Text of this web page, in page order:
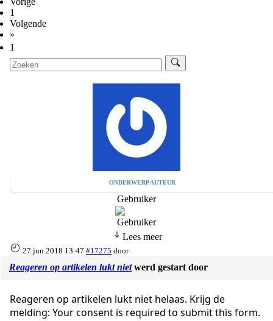
1
Volgende
»
1
ONDERWERP AUTEUR
Gebruiker
Lees meer
27 jun 2018 13:47 #17275 door
Reageren op artikelen lukt nietwerd gestart door
Reageren op artikelen lukt niet helaas. Krijg de
melding: Your consent is required to submit this form.